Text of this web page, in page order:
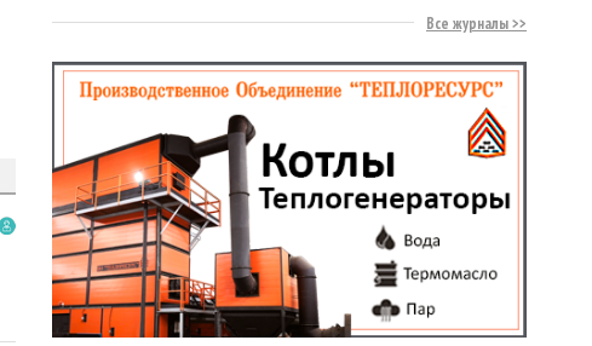
Все журналы